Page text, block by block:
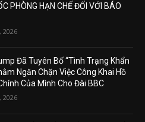
PHÒNG HẠN CHẾ ĐỐI VỚI BÁO
2026
Đã Tuyên Bố “Tình Trạng Khẩn
Ngăn Chặn Việc Công Khai Hồ
Của Mình Cho Đài BBC
2026